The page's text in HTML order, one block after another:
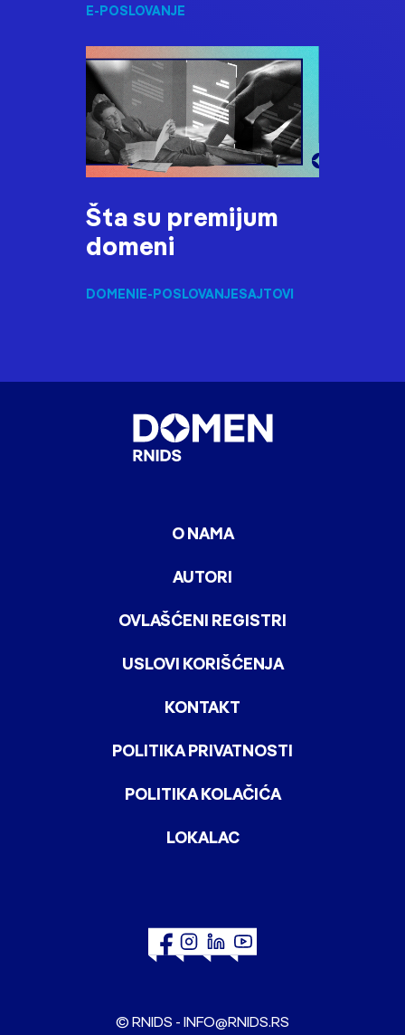
E-POSLOVANJE
Šta su premijum
domeni
DOMENIE-POSLOVANJESAJTOVI
O NAMA
AUTORI
OVLAŠĆENI REGISTRI
USLOVI KORIŠĆENJA
KONTAKT
POLITIKA PRIVATNOSTI
POLITIKA KOLAČIĆA
LOKALAC
© RNIDS - INFO@RNIDS.RS